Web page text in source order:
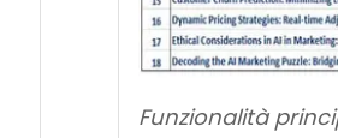
Funzionalità